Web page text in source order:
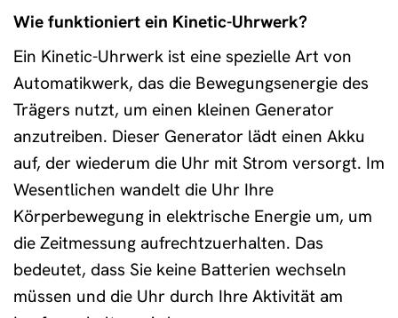
Wie funktioniert ein Kinetic-Uhrwerk?
Ein Kinetic-Uhrwerk ist eine spezielle Art von
Automatikwerk, das die Bewegungsenergie des
Trägers nutzt, um einen kleinen Generator
anzutreiben. Dieser Generator lädt einen Akku
auf, der wiederum die Uhr mit Strom versorgt. Im
Wesentlichen wandelt die Uhr Ihre
Körperbewegung in elektrische Energie um, um
die Zeitmessung aufrechtzuerhalten. Das
bedeutet, dass Sie keine Batterien wechseln
müssen und die Uhr durch Ihre Aktivität am